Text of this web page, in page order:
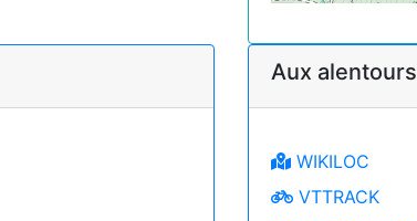
Aux alentours
WIKILOC
VTTRACK